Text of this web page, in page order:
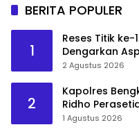
BERITA POPULER
1
Reses Titik ke-
Dengarkan
2 Agustus 2026
2
Kapolres
Ridho
1 Agustus 2026